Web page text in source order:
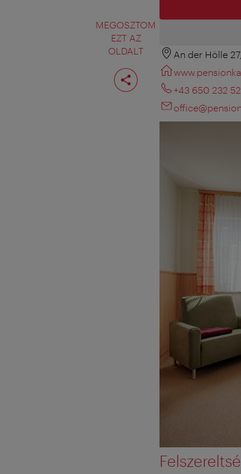
MEGOSZTOM
EZT AZ
OLDALT
Oldal
megosztása
An der Hölle
+43 650 232